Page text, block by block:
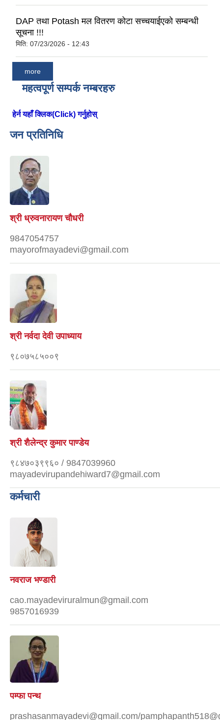
DAP तथा Potash मल वितरण कोटा सच्चयाईएको सम्बन्धी
सूचना !!!
मिति: 07/23/2026 - 12:43
more
महत्वपूर्ण सम्पर्क नम्बरहरु
हेर्न यहाँ क्लिक(Click) गर्नुहोस्
जन प्रतिनिधि
श्री ध्रुवनारायण चौधरी
9847054757
mayorofmayadevi@gmail.com
श्री नर्वदा देवी उपाध्याय
९८०७५८५००९
श्री शैलेन्द्र कुमार पाण्डेय
९८४७०३९९६० / 9847039960
mayadevirupandehiward7@gmail.com
कर्मचारी
नवराज भण्डारी
cao.mayadeviruralmun@gmail.com
9857016939
पम्फा पन्थ
prashasanmayadevi@gmail.com/